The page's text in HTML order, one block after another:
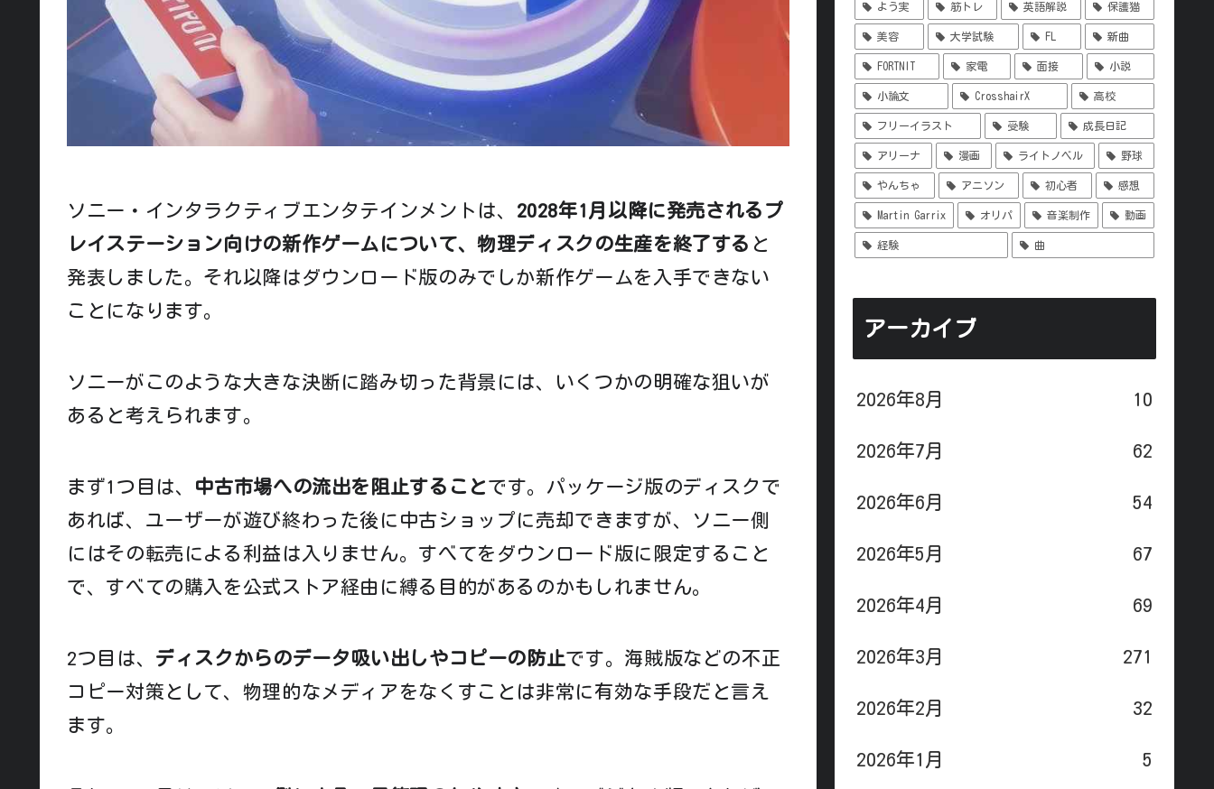
ソニー・インタラクティブエンタテインメントは、 2028年1月以降に発売されるプ
レイステーション向けの新作ゲームについて、物理ディスクの生産を終了する と
発表しました。それ以降はダウンロード版のみでしか新作ゲームを入手できない
ことになります。
ソニーがこのような大きな決断に踏み切った背景には、いくつかの明確な狙いが
あると考えられます。
まず1つ目は、 中古市場への流出を阻止することです。パッケージ版のディスクで
あれば、ユーザーが遊び終わった後に中古ショップに売却できますが、ソニー側
にはその転売による利益は入りません。すべてをダウンロード版に限定すること
で、すべての購入を公式ストア経由に縛る目的があるのかもしれません。
2つ目は、 ディスクからのデータ吸い出しやコピーの防止です。海賊版などの不正
コピー対策として、物理的なメディアをなくすことは非常に有効な手段だと言え
ます。
よう実 筋トレ 英語解説 保護猫
美容 大学試験 FL 新曲
FORTNIT 家電 面接 小説
小論文 CrosshairX 高校
フリーイラスト 受験 成長日記
アリーナ 漫画 ライトノベル 野球
やんちゃ アニソン 初心者 感想
Martin Garrix オリパ 音楽制作 動画
経験 曲
アーカイブ
2026年8月 10
2026年7月 62
2026年6月 54
2026年5月 67
2026年4月 69
2026年3月 271
2026年2月 32
2026年1月 5